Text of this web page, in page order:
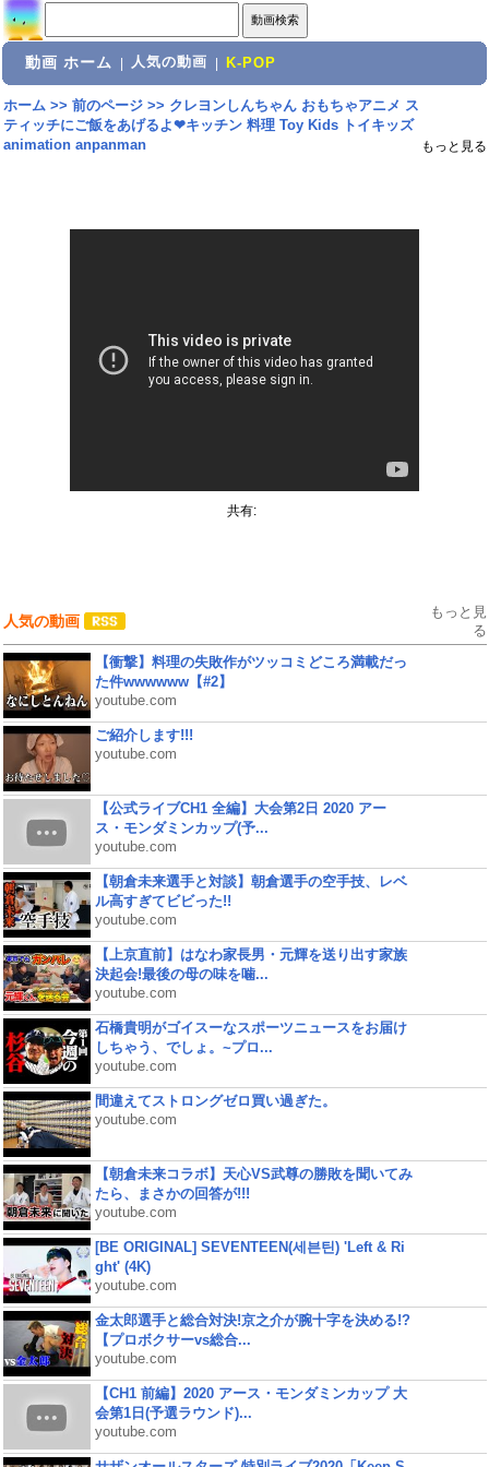
動画 ホーム 人気の動画 K-POP
ホーム>> 前のページ>> クレヨンしんちゃん おもちゃアニメ ス
ティッチにご飯をあげるよ❤キッチン 料理 Toy Kids トイキッズ
animation anpanman
もっと見る
共有:
人気の動画
もっと見
る
【衝撃】料理の失敗作がツッコミどころ満載だっ
た件wwwwww【#2】
youtube.com
ご紹介します!!!
youtube.com
【公式ライブCH1 全編】大会第2日 2020 アー
ス・モンダミンカップ(予...
youtube.com
【朝倉未来選手と対談】朝倉選手の空手技、レベ
ル高すぎてビビった!!
youtube.com
【上京直前】はなわ家長男・元輝を送り出す家族
決起会!最後の母の味を噛...
youtube.com
石橋貴明がゴイスーなスポーツニュースをお届け
しちゃう、でしょ。~プロ...
youtube.com
間違えてストロングゼロ買い過ぎた。
youtube.com
【朝倉未来コラボ】天心VS武尊の勝敗を聞いてみ
たら、まさかの回答が!!!
youtube.com
[BE ORIGINAL] SEVENTEEN(세븐틴) 'Left & Ri
ght' (4K)
youtube.com
金太郎選手と総合対決!京之介が腕十字を決める!?
【プロボクサーvs総合...
youtube.com
【CH1 前編】2020 アース・モンダミンカップ 大
会第1日(予選ラウンド)...
youtube.com